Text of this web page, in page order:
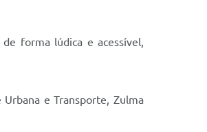
forma lúdica e acessível,
e Transporte, Zulma